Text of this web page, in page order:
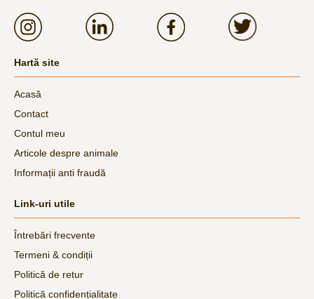
Hartă site
Acasă
Contact
Contul meu
Articole despre animale
Informații anti fraudă
Link-uri utile
Întrebări frecvente
Termeni & condiții
Politică de retur
Politică confidențialitate